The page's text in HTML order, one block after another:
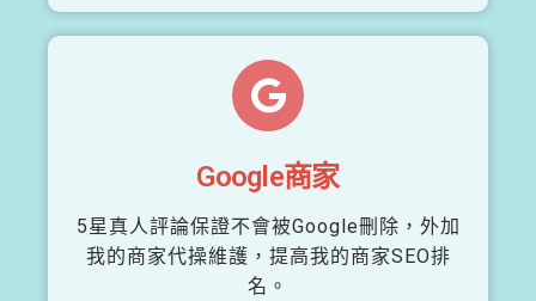
Google商家
5星真人評論保證不會被Google刪除，外加
我的商家代操維護，提高我的商家SEO排
名。